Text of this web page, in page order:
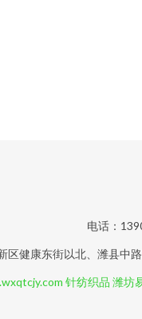
电话：
区健康东街以北、潍县中
针纺织品 潍坊